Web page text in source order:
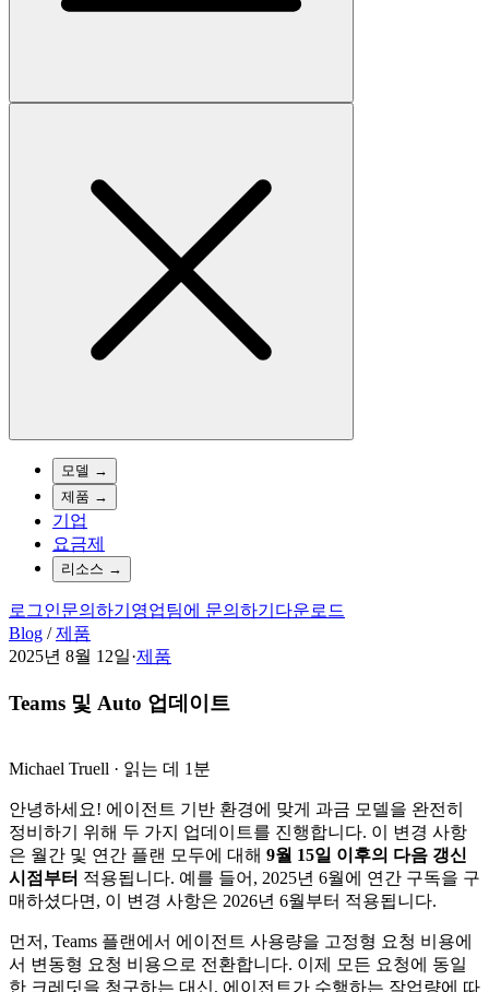
모델 →
제품 →
기업
요금제
리소스 →
로그인문의하기 영업팀에 문의하기 다운로드
Blog / 제품
2025년 8월 12일·제품
Teams 및 Auto 업데이트
Michael Truell · 읽는 데 1분
안녕하세요! 에이전트 기반 환경에 맞게 과금 모델을 완전히
정비하기 위해 두 가지 업데이트를 진행합니다. 이 변경 사항
은 월간 및 연간 플랜 모두에 대해 9월 15일 이후의 다음 갱신
시점부터 적용됩니다. 예를 들어, 2025년 6월에 연간 구독을 구
매하셨다면, 이 변경 사항은 2026년 6월부터 적용됩니다.
먼저, Teams 플랜에서 에이전트 사용량을 고정형 요청 비용에
서 변동형 요청 비용으로 전환합니다. 이제 모든 요청에 동일
한 크레딧을 청구하는 대신, 에이전트가 수행하는 작업량에 따